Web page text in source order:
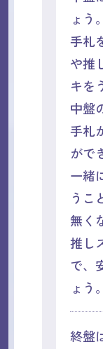
ょう。
手札
や推
キを
中盤
手札
がで
一緒
うこ
無く
推し
で、
ょう。
終盤